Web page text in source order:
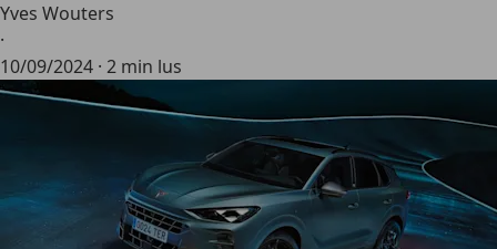
Yves Wouters
·
10/09/2024 · 2 min lus